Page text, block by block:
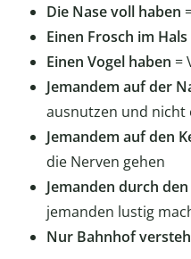
Die Nase voll haben
Einen Frosch im
Einen Vogel haben =
Jemandem auf der
ausnutzen und nicht
Jemandem auf den
die Nerven gehen
Jemanden durch
jemanden lustig
Nur Bahnhof